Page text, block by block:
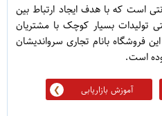
است که با هدف ایجاد ارتباط بین
تولیدات بسیار کوچک با مشتریان
فروشگاه بانام تجاری سرواندیشان
آموزش بازاریابی